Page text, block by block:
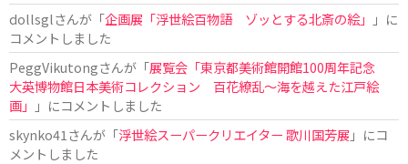
dollsglさんが「企画展「浮世絵百物語 ゾッとする北斎の絵」
」に
コメントしました
PeggVikutongさんが「展覧会「東京都美術館開館100周年記念
大英博物館日本美術コレクション 百花繚乱〜海を越えた江戸絵
画」
」にコメントしました
skynko41 さんが「浮世絵スーパークリエイター 歌川国芳展 」にコ
メントしました